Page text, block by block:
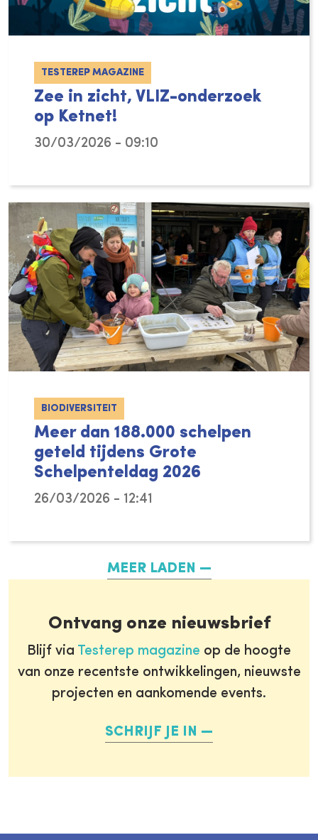
TESTEREP MAGAZINE
Zee in zicht, VLIZ-onderzoek
op Ketnet!
30/03/2026 - 09:10
BIODIVERSITEIT
Meer dan 188.000 schelpen
geteld tijdens Grote
Schelpenteldag 2026
26/03/2026 - 12:41
MEER LADEN
Ontvang onze nieuwsbrief
Blijf via Testerep magazine op de hoogte
van onze recentste ontwikkelingen, nieuwste
projecten en aankomende events.
SCHRIJF JE IN